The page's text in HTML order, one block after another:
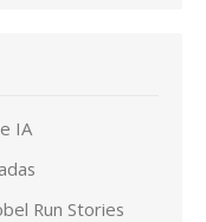
IA
Run Stories